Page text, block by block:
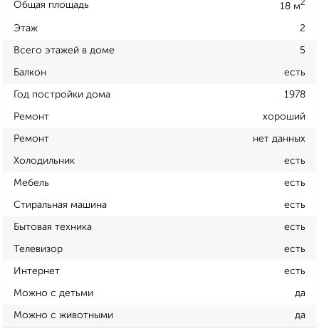
Общая площадь 18 м2
Этаж 2
Всего этажей в доме 5
Балкон есть
Год постройки дома 1978
Ремонт хороший
Ремонт нет данных
Холодильник есть
Мебель есть
Стиральная машина есть
Бытовая техника есть
Телевизор есть
Интернет есть
Можно с детьми да
Можно с животными да